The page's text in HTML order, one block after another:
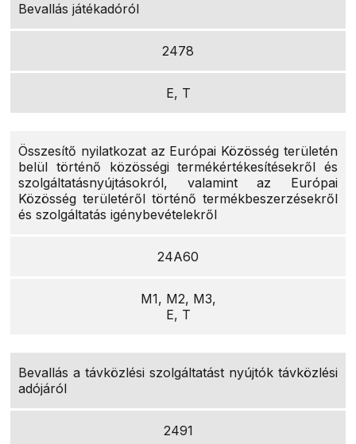
Bevallás játékadóról
2478
E, T
Összesítő nyilatkozat az Európai Közösség területén
belül történő közösségi termékértékesítésekről és
szolgáltatásnyújtásokról, valamint az Európai
Közösség területéről történő termékbeszerzésekről
és szolgáltatás igénybevételekről
24A60
M1, M2, M3,
E, T
Bevallás a távközlési szolgáltatást nyújtók távközlési
adójáról
2491